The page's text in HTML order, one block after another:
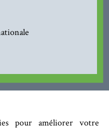
pour améliorer votre